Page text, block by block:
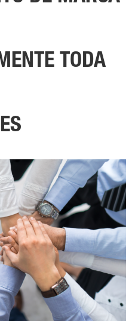
TODA